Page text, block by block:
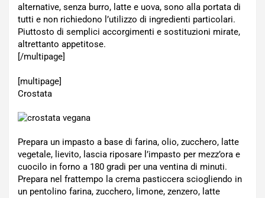
alternative, senza burro, latte e uova, sono alla portata di
tutti e non richiedono l’utilizzo di ingredienti particolari.
Piuttosto di semplici accorgimenti e sostituzioni mirate,
altrettanto appetitose.
[/multipage]
[multipage]
Crostata
Prepara un impasto a base di farina, olio, zucchero, latte
vegetale, lievito, lascia riposare l’impasto per mezz’ora e
cuocilo in forno a 180 gradi per una ventina di minuti.
Prepara nel frattempo la crema pasticcera sciogliendo in
un pentolino farina, zucchero, limone, zenzero, latte